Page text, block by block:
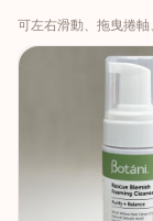
可左右滑動、拖曳捲